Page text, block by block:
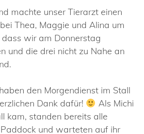
machte unser Tierarzt einen
Thea, Maggie und Alina um
dass wir am Donnerstag
und die drei nicht zu Nahe an
den Morgendienst im Stall
Dank dafür!
Als Michi
kam, standen bereits alle
und warteten auf ihr